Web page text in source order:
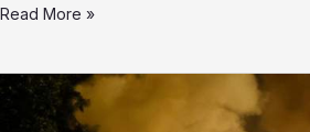
Read More »
Kitekintő